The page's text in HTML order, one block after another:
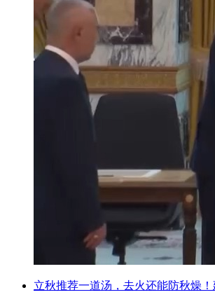
立秋推荐一道汤，去火还能防秋燥